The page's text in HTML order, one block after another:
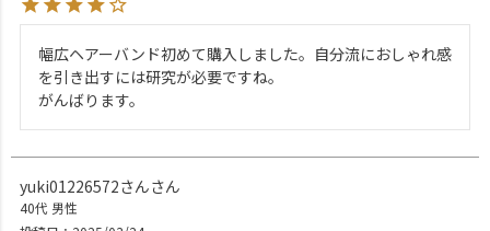
幅広ヘアーバンド初めて購入しました。自分流におしゃれ感
を引き出すには研究が必要ですね。
がんばります。
yuki01226572さん
40代 男性